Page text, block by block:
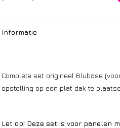
Informatie
Complete set origineel Blubase
opstelling op een plat dak te
Let op! Deze set is voor panelen